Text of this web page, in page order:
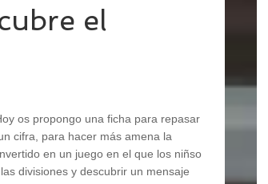
el
os propongo una ficha para repasar
cifra, para hacer más amena la
en un juego en el que los niñso
divisiones y descubrir un mensaje